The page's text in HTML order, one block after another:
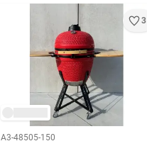
3
A3-48505-150